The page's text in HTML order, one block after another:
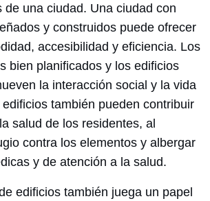
de una ciudad. Una ciudad con
y construidos puede ofrecer
accesibilidad y eficiencia. Los
bien planificados y los edificios
la interacción social y la vida
también pueden contribuir
salud de los residentes, al
contra los elementos y albergar
y de atención a la salud.
edificios también juega un papel